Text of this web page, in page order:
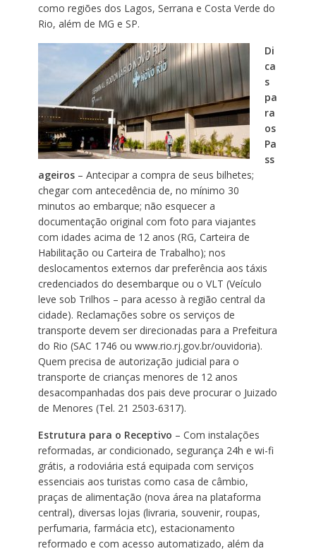
como regiões dos Lagos, Serrana e Costa Verde do
Rio, além de MG e SP.
Di
ca
s
pa
ra
os
Pa
ss
ageiros– Antecipar a compra de seus bilhetes;
chegar com antecedência de, no mínimo 30
minutos ao embarque; não esquecer a
documentação original com foto para viajantes
com idades acima de 12 anos (RG, Carteira de
Habilitação ou Carteira de Trabalho); nos
deslocamentos externos dar preferência aos táxis
credenciados do desembarque ou o VLT (Veículo
leve sob Trilhos – para acesso à região central da
cidade). Reclamações sobre os serviços de
transporte devem ser direcionadas para a Prefeitura
do Rio (SAC 1746 ou www.rio.rj.gov.br/ouvidoria).
Quem precisa de autorização judicial para o
transporte de crianças menores de 12 anos
desacompanhadas dos pais deve procurar o Juizado
de Menores (Tel. 21 2503-6317).
Estrutura para o Receptivo – Com instalações
reformadas, ar condicionado, segurança 24h e wi-fi
grátis, a rodoviária está equipada com serviços
essenciais aos turistas como casa de câmbio,
praças de alimentação (nova área na plataforma
central), diversas lojas (livraria, souvenir, roupas,
perfumaria, farmácia etc), estacionamento
reformado e com acesso automatizado, além da